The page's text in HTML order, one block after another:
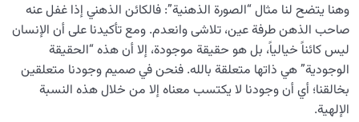
وهنا يتضح لنا مثال “الصورة الذهنية”: فالكائن الذهني إذا غفل عنه
صاحب الذهن طرفة عين، تلاشى وانعدم. ومع تأكيدنا على أن الإنسان
ليس كائناً خيالياً، بل هو حقيقة موجودة، إلا أن هذه “الحقيقة
الوجودية” هي ذاتها متعلقة بالله. فنحن في صميم وجودنا متعلقين
بخالقنا؛ أي أن وجودنا لا يكتسب معناه إلا من خلال هذه النسبة
الإلهية.